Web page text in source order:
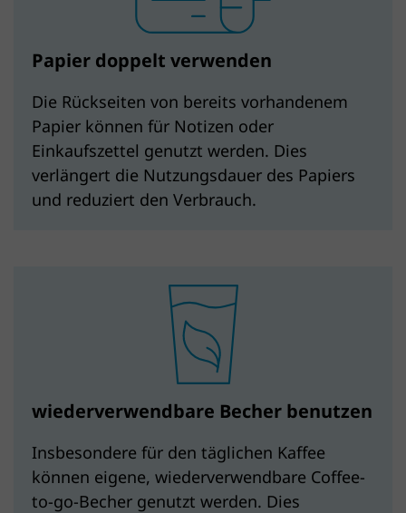
Papier doppelt verwenden
Die Rückseiten von bereits vorhandenem
Papier können für Notizen oder
Einkaufszettel genutzt werden. Dies
verlängert die Nutzungsdauer des Papiers
und reduziert den Verbrauch.
wiederverwendbare Becher benutzen
Insbesondere für den täglichen Kaffee
können eigene, wiederverwendbare Coffee-
to-go-Becher genutzt werden. Dies